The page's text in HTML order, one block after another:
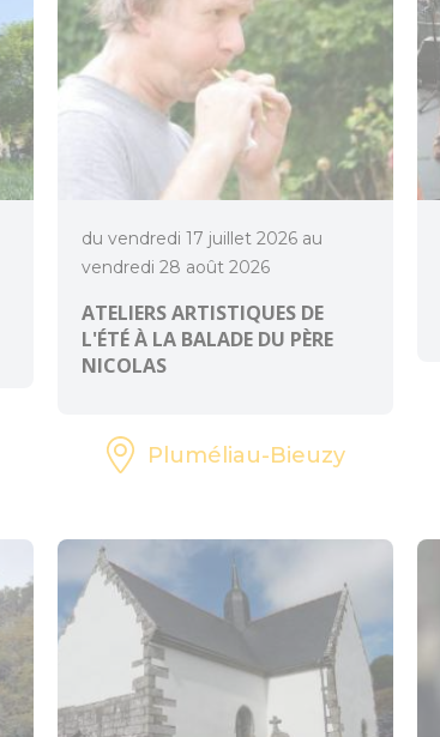
du vendredi 17 juillet 2026 au
vendredi 28 août 2026
ATELIERS ARTISTIQUES DE
L'ÉTÉ À LA BALADE DU PÈRE
NICOLAS
Pluméliau-Bieuzy